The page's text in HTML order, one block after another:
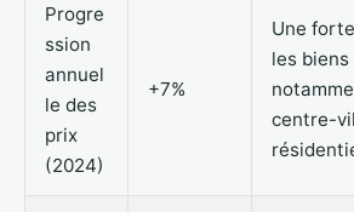
Progre
ssion
annuel
le des
prix
(2024)
+7%
Une
les biens
centre-